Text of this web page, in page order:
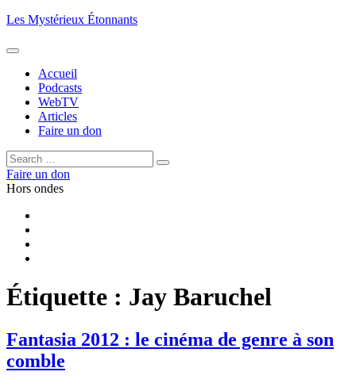
Aller
contenu
Les Mystérieux Étonnants
Accueil
Podcasts
WebTV
Articles
Faire un don
Rechercher :
Rechercher
Faire un don
Hors ondes
Étiquette : Jay Baruchel
Fantasia 2012 : le cinéma de genre à son
comble